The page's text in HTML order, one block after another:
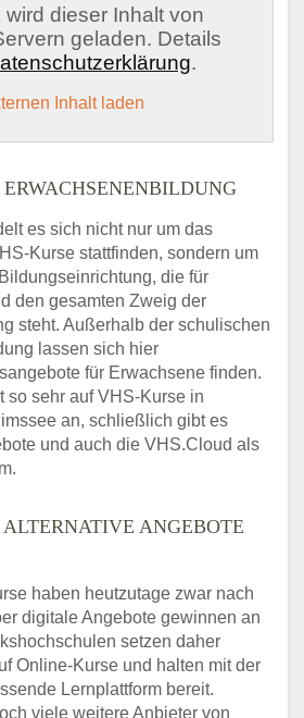
wird dieser Inhalt von
geladen. Details
.
Inhalt laden
es sich nicht nur um das
Kurse stattfinden, sondern um
die für
den gesamten Zweig der
steht. Außerhalb der schulischen
lassen sich hier
für Erwachsene finden.
so sehr auf VHS-Kurse in
an, schließlich gibt es
und auch die VHS.Cloud als
ANGEBOTE
haben heutzutage zwar nach
digitale Angebote gewinnen an
setzen daher
Online-Kurse und halten mit der
Lernplattform bereit.
viele weitere Anbieter von